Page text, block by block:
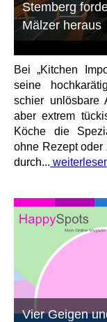
Stemberg
Mälzer heraus
Bei „Kitchen
seine
schier unlösbare
aber extrem
Köche die
ohne Rezept
durch...
Vier Geigen